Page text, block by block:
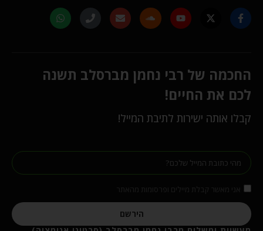
החכמה של רבי נחמן מברסלב תשנה
לכם את החיים!
קבלו אותה ישירות לתיבת המייל!
הירשם